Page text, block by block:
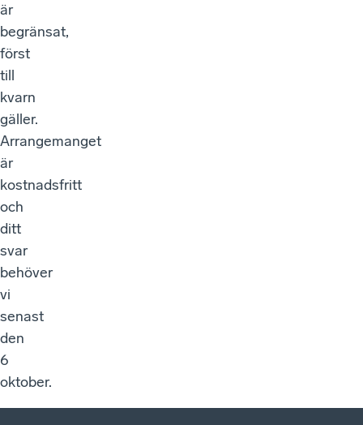
är
begränsat,
först
till
kvarn
gäller.
Arrangemanget
är
kostnadsfritt
och
ditt
svar
behöver
vi
senast
den
6
oktober.